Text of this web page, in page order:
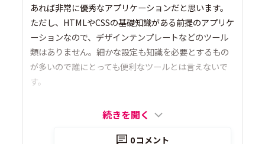
あれば非常に優秀なアプリケーションだと思います。
ただし、HTMLやCSSの基礎知識がある前提のアプリケ
ーションなので、デザインテンプレートなどのツール
類はありません。細かな設定も知識を必要とするもの
が多いので誰にとっても便利なツールとは言えないで
す。
続きを開く
0コメント